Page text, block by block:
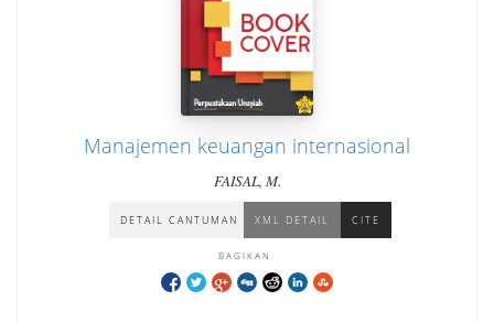
Manajemen keuangan internasional
FAISAL, M.
DETAIL CANTUMAN XML DETAIL CITE
BAGIKAN: